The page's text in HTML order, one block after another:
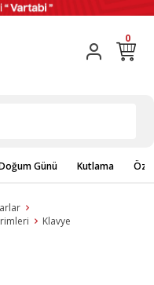
0
Günü Kutlama
Klavye